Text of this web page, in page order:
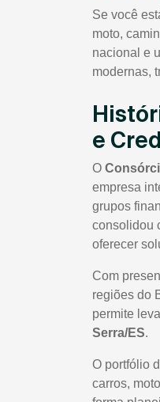
Se você
moto,
nacional e
modernas,
e
O
empresa
grupos
consolidou
oferecer
Com
regiões do
permite
Serra/ES.
O portfólio
carros,